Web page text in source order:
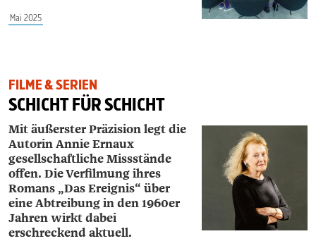
Mai 2025
FILME & SERIEN
SCHICHT FÜR SCHICHT
Mit äußerster Präzision legt die
Autorin Annie Ernaux
gesellschaftliche Missstände
offen. Die Verfilmung ihres
Romans „Das Ereignis“ über
eine Abtreibung in den 1960er
Jahren wirkt dabei
erschreckend aktuell.